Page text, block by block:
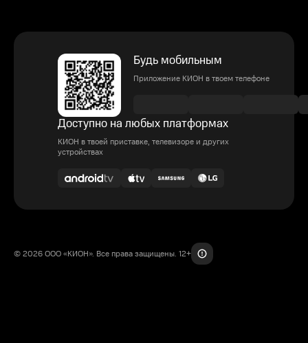
Будь мобильным
Приложение КИОН в твоем телефоне
Доступно на любых платформах
КИОН в твоей приставке, телевизоре и других
устройствах
© 2026 ООО «КИОН». Все права защищены. 12+